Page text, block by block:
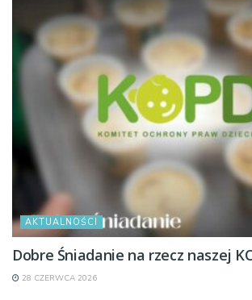
AKTUALNOŚCI
Dobre Śniadanie na rzecz naszej
28 CZERWCA 2026